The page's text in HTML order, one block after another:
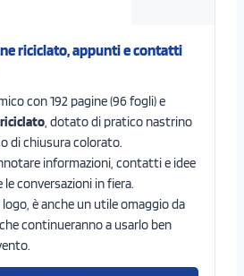
riciclato, appunti e contatti
con 192 pagine (96 fogli) e
, dotato di pratico nastrino
di chiusura colorato.
informazioni, contatti e idee
conversazioni in fiera.
è anche un utile omaggio da
continueranno a usarlo ben